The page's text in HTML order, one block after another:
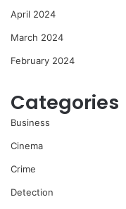
April 2024
March 2024
February 2024
Categories
Business
Cinema
Crime
Detection